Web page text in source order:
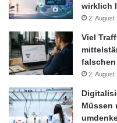
wirklich
2. August
Viel
2. August
Müssen